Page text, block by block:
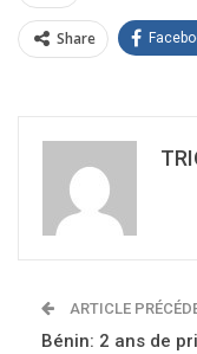
Share
ARTICLE
Bénin: 2 ans de